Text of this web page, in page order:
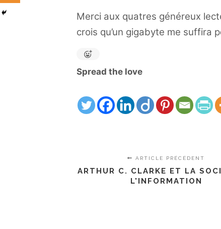
Merci aux quatres généreux
crois qu’un gigabyte me suffira
Spread the love
ARTICLE PRÉCÉDENT
ARTHUR C. CLARKE ET LA
L'INFORMATION